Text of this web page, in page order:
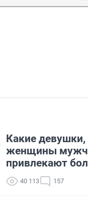
Какие девушки,
женщины
привлекают
40 113 157